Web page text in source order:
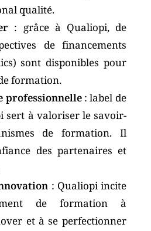
qualité.
: grâce à Qualiopi, de
de financements
sont disponibles pour
formation.
professionnelle: label de
sert à valoriser le savoir-
de formation. Il
des partenaires et
: Qualiopi incite
de formation à
et à se perfectionner